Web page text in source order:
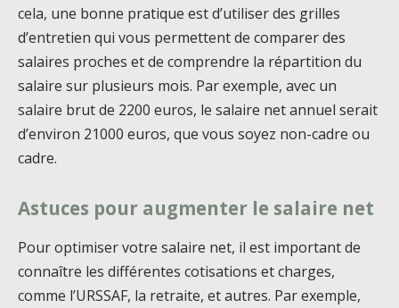
cela, une bonne pratique est d’utiliser des grilles
d’entretien qui vous permettent de comparer des
salaires proches et de comprendre la répartition du
salaire sur plusieurs mois. Par exemple, avec un
salaire brut de 2200 euros, le salaire net annuel serait
d’environ 21000 euros, que vous soyez non-cadre ou
cadre.
Astuces pour augmenter le salaire net
Pour optimiser votre salaire net, il est important de
connaître les différentes cotisations et charges,
comme l’URSSAF, la retraite, et autres. Par exemple,